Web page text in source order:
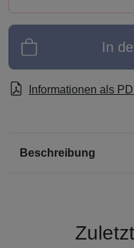
In
Informationen als
Beschreibung